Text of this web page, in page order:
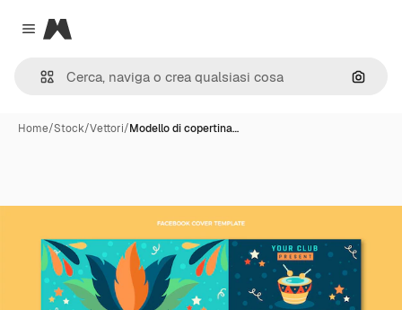
Close menu
Magnific
Cerca
Home/Stock/Vettori/Modello di copertina…